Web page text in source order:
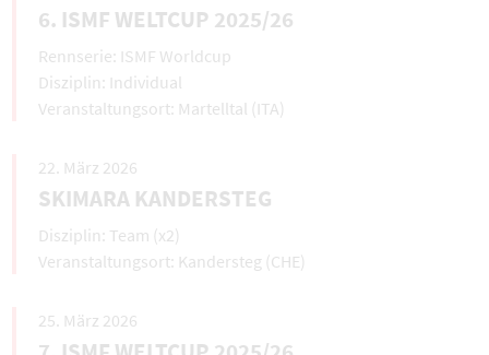
6. ISMF WELTCUP 2025/26
ISMF Worldcup
Individual
Martelltal (ITA)
22. März 2026
SKIMARA KANDERSTEG
Team (x2)
Kandersteg (CHE)
25. März 2026